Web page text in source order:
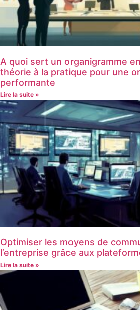
A quoi sert un organigramme
théorie à la pratique pour une
performante
Lire la suite »
Optimiser les moyens de
l’entreprise grâce aux
Lire la suite »